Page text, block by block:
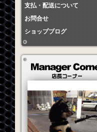
支払・配送について
お問合せ
ショップブログ